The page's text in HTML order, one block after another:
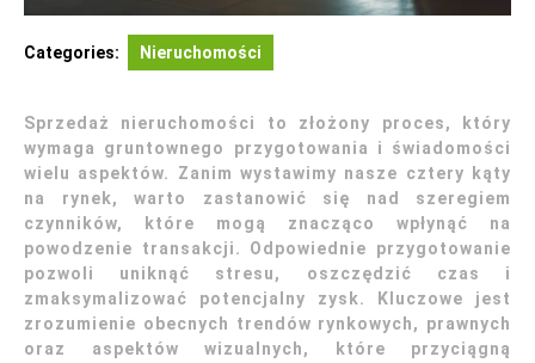
Categories: Nieruchomości
Sprzedaż nieruchomości to złożony proces, który
wymaga gruntownego przygotowania i świadomości
wielu aspektów. Zanim wystawimy nasze cztery kąty
na rynek, warto zastanowić się nad szeregiem
czynników, które mogą znacząco wpłynąć na
powodzenie transakcji. Odpowiednie przygotowanie
pozwoli uniknąć stresu, oszczędzić czas i
zmaksymalizować potencjalny zysk. Kluczowe jest
zrozumienie obecnych trendów rynkowych, prawnych
oraz aspektów wizualnych, które przyciągną